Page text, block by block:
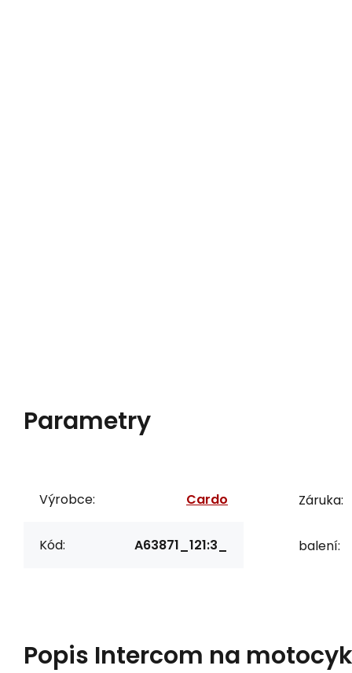
Parametry
Výrobce: Cardo
Kód: A63871_121:3_
Záruka:
balení:
Popis Intercom na